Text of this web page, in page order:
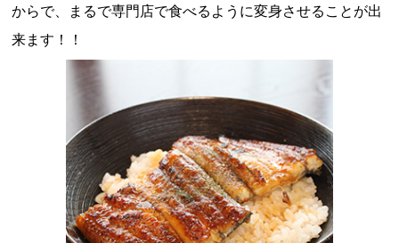
からで、まるで専門店で食べるように変身させることが出
来ます！！